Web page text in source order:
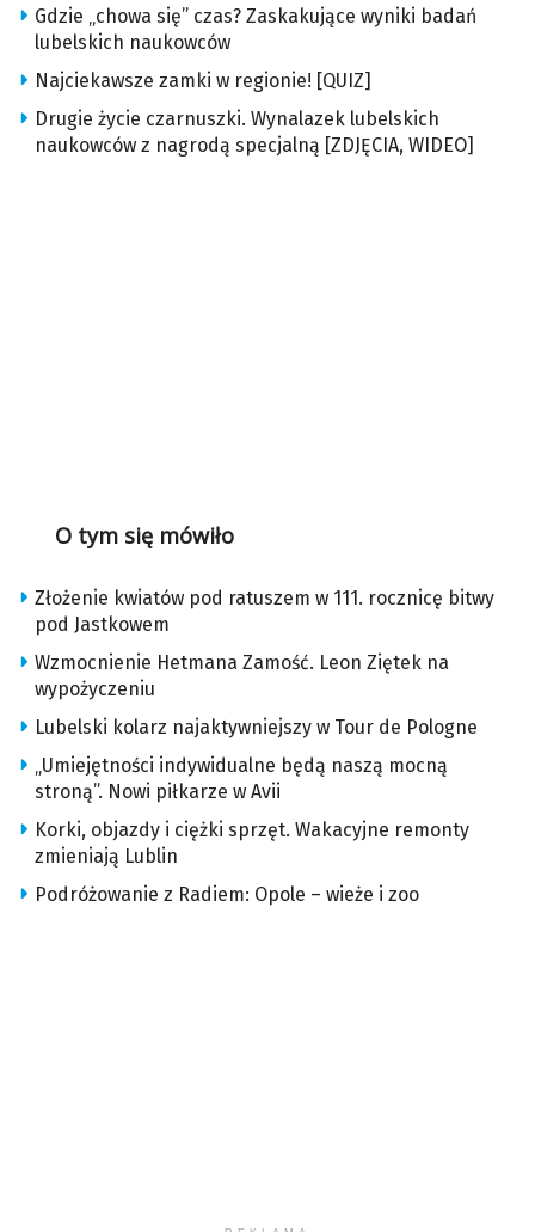
Gdzie „chowa się” czas? Zaskakujące wyniki badań
lubelskich naukowców
Najciekawsze zamki w regionie! [QUIZ]
Drugie życie czarnuszki. Wynalazek lubelskich
naukowców z nagrodą specjalną [ZDJĘCIA, WIDEO]
O tym się mówiło
Złożenie kwiatów pod ratuszem w 111. rocznicę bitwy
pod Jastkowem
Wzmocnienie Hetmana Zamość. Leon Ziętek na
wypożyczeniu
Lubelski kolarz najaktywniejszy w Tour de Pologne
„Umiejętności indywidualne będą naszą mocną
stroną”. Nowi piłkarze w Avii
Korki, objazdy i ciężki sprzęt. Wakacyjne remonty
zmieniają Lublin
Podróżowanie z Radiem: Opole – wieże i zoo